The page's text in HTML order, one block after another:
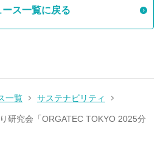
ース一覧に戻る
一覧 サステナビリティ
研究会「ORGATEC TOKYO 2025分